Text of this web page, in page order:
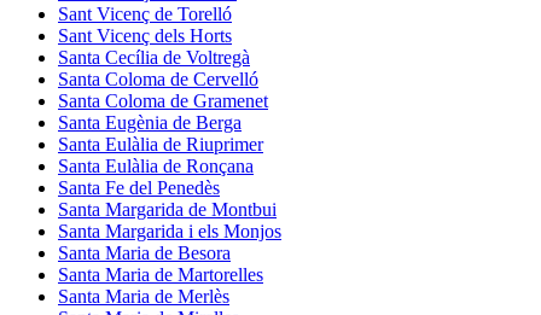
Sant Vicenç de Torelló
Sant Vicenç dels Horts
Santa Cecília de Voltregà
Santa Coloma de Cervelló
Santa Coloma de Gramenet
Santa Eugènia de Berga
Santa Eulàlia de Riuprimer
Santa Eulàlia de Ronçana
Santa Fe del Penedès
Santa Margarida de Montbui
Santa Margarida i els Monjos
Santa Maria de Besora
Santa Maria de Martorelles
Santa Maria de Merlès